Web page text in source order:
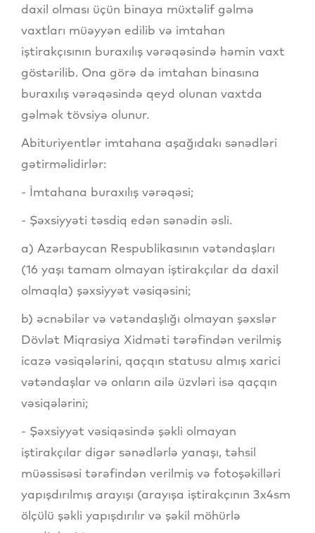
daxil olması üçün binaya müxtəlif gəlmə
vaxtları müəyyən edilib və imtahan
iştirakçısının buraxılış vərəqəsində həmin vaxt
göstərilib. Ona görə də imtahan binasına
buraxılış vərəqəsində qeyd olunan vaxtda
gəlmək tövsiyə olunur.
Abituriyentlər imtahana aşağıdakı sənədləri
gətirməlidirlər:
- İmtahana buraxılış vərəqəsi;
- Şəxsiyyəti təsdiq edən sənədin əsli.
a) Azərbaycan Respublikasının vətəndaşları
(16 yaşı tamam olmayan iştirakçılar da daxil
olmaqla) şəxsiyyət vəsiqəsini;
b) əcnəbilər və vətəndaşlığı olmayan şəxslər
Dövlət Miqrasiya Xidməti tərəfindən verilmiş
icazə vəsiqələrini, qaçqın statusu almış xarici
vətəndaşlar və onların ailə üzvləri isə qaçqın
vəsiqələrini;
- Şəxsiyyət vəsiqəsində şəkli olmayan
iştirakçılar digər sənədlərlə yanaşı, təhsil
müəssisəsi tərəfindən verilmiş və fotoşəkilləri
yapışdırılmış arayışı (arayışa iştirakçının 3x4sm
ölçülü şəkli yapışdırılır və şəkil möhürlə